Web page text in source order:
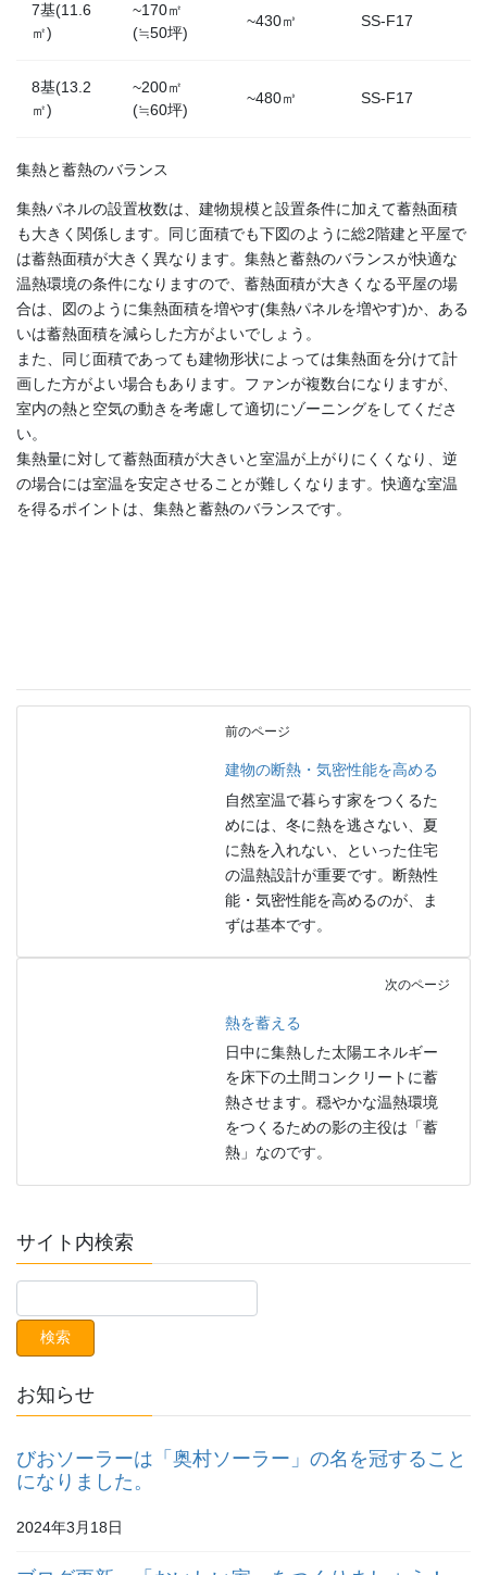
7基(11.6
㎡)
~170㎡
(≒50坪)
~430㎥ SS-F17
8基(13.2
㎡)
~200㎡
(≒60坪)
~480㎥ SS-F17
集熱と蓄熱のバランス
集熱パネルの設置枚数は、建物規模と設置条件に加えて蓄熱面積
も大きく関係します。同じ面積でも下図のように総2階建と平屋で
は蓄熱面積が大きく異なります。集熱と蓄熱のバランスが快適な
温熱環境の条件になりますので、蓄熱面積が大きくなる平屋の場
合は、図のように集熱面積を増やす(集熱パネルを増やす)か、ある
いは蓄熱面積を減らした方がよいでしょう。
また、同じ面積であっても建物形状によっては集熱面を分けて計
画した方がよい場合もあります。ファンが複数台になりますが、
室内の熱と空気の動きを考慮して適切にゾーニングをしてくださ
い。
集熱量に対して蓄熱面積が大きいと室温が上がりにくくなり、逆
の場合には室温を安定させることが難しくなります。快適な室温
を得るポイントは、集熱と蓄熱のバランスです。
前のページ
建物の断熱・気密性能を高める
自然室温で暮らす家をつくるた
めには、冬に熱を逃さない、夏
に熱を入れない、といった住宅
の温熱設計が重要です。断熱性
能・気密性能を高めるのが、ま
ずは基本です。
次のページ
熱を蓄える
日中に集熱した太陽エネルギー
を床下の土間コンクリートに蓄
熱させます。穏やかな温熱環境
をつくるための影の主役は「蓄
熱」なのです。
サイト内検索
お知らせ
びおソーラーは「奥村ソーラー」の名を冠すること
になりました。
2024年3月18日